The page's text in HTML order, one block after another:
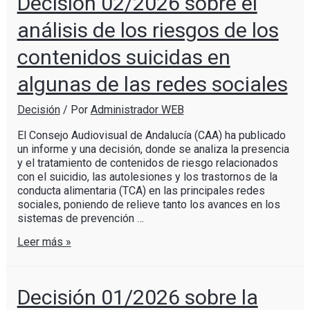
análisis de los riesgos de los
contenidos suicidas en
algunas de las redes sociales
Decisión/ Por Administrador WEB
El Consejo Audiovisual de Andalucía (CAA) ha publicado
un informe y una decisión, donde se analiza la presencia
y el tratamiento de contenidos de riesgo relacionados
con el suicidio, las autolesiones y los trastornos de la
conducta alimentaria (TCA) en las principales redes
sociales, poniendo de relieve tanto los avances en los
sistemas de prevención …
Leer más »
Decisión 01/2026 sobre la